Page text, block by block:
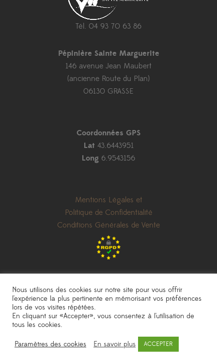
Tél. 04 93 70 63 86
Pépinière Sainte Marguerite
146 avenue Jean Maubert
(ancienne Route du Plan)
06130 GRASSE
Coordonnées GPS
Lat 43.6443951
Long 6.9543156
Mentions Légales et
Politique de Confidentialité
Conditions Générales de Vente
les prix indiqués sont donnés à titre indicatif et peuvent être modifiés sans
une réalisationAKN Studio
© 2020
Nous utilisons des cookies sur notre site pour vous offrir
l'expérience la plus pertinente en mémorisant vos préférences
lors de vos visites répétées.
En cliquant sur «Accepter», vous consentez à l'utilisation de
tous les cookies.
Paramètres des cookies En savoir plus ACCEPTER